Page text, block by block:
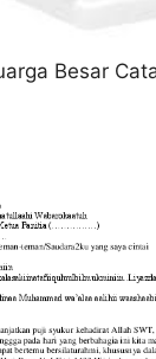
Besar